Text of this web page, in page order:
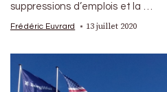
suppressions d’emplois et la …
Frédéric Euvrard 13 juillet 2020